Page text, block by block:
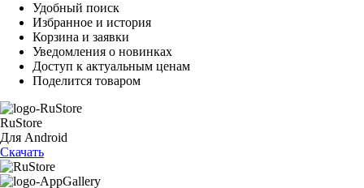
Удобный поиск
Избранное и история
Корзина и заявки
Уведомления о новинках
Доступ к актуальным ценам
Поделится товаром
RuStore
Для Android
Скачать